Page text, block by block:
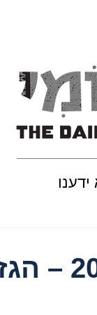
יום שלישי, 20